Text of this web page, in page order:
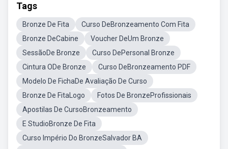
Tags
Bronze De Fita
Curso DeBronzeamento Com Fita
Bronze DeCabine
Voucher DeUm Bronze
SessãoDe Bronze
Curso DePersonal Bronze
Cintura ODe Bronze
Curso DeBronzeamento PDF
Modelo De FichaDe Avaliação De Curso
Bronze De FitaLogo
Fotos De BronzeProfissionais
Apostilas De CursoBronzeamento
E StudioBronze De Fita
Curso Império Do BronzeSalvador BA